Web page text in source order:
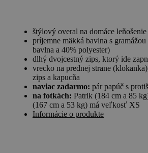
štýlový overal na domáce
príjemne mäkká bavlna s
bavlna a 40% polyester)
dlhý dvojcestný zips, ktorý ide
vrecko na prednej strane
zips a kapucňa
naviac zadarmo: pár papúč s
na fotkách: Patrik (184 cm a 85
(167 cm a 53 kg) má veľkosť XS
Informácie o produkte